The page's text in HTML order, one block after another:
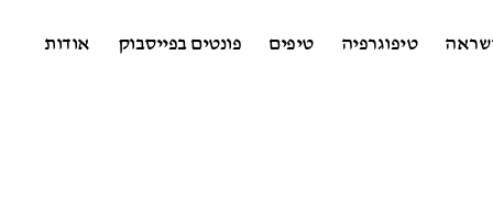
טיפוגרפיה טיפים פונטים בפייסבוק אודות